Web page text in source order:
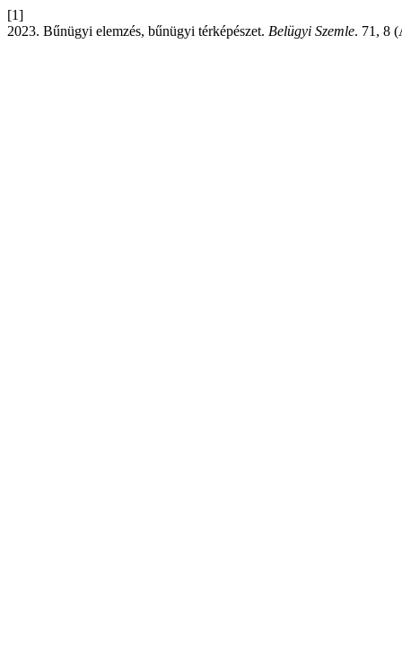
[1]
2023. Bűnügyi elemzés, bűnügyi térképészet. Belügyi Szemle. 71, 8